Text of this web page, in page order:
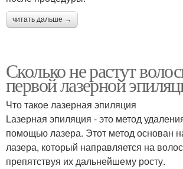
читать дальше →
Сколько не растут
первой лазерной
Что такое лазерная эпиляция
Lазерная эпиляция - это метод
помощью лазера. Этот метод основан
лазера, который направляется на
препятствуя их дальнейшему росту.